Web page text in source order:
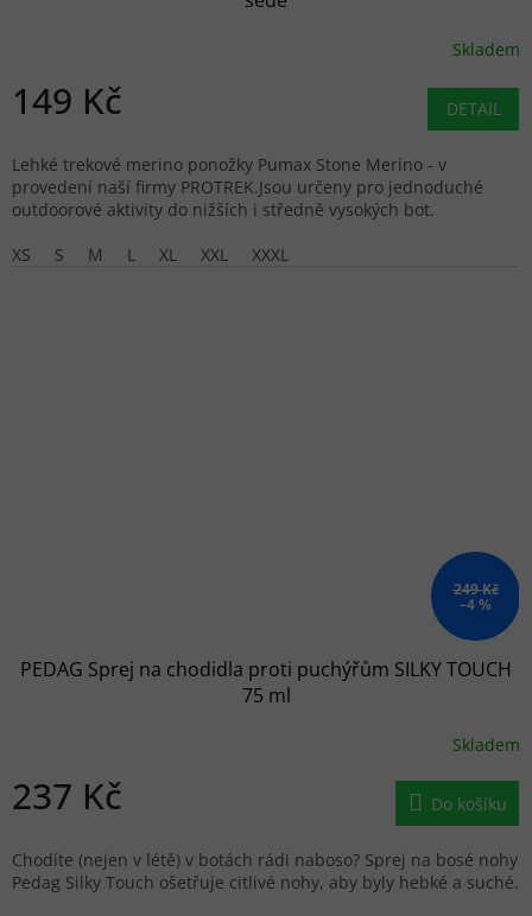
Skladem
149 Kč DETAIL
Lehké trekové merino ponožky Pumax Stone Merino - v
provedení naší firmy PROTREK.Jsou určeny pro jednoduché
outdoorové aktivity do nižších i středně vysokých bot.
XS
S M L XL XXL XXXL
249 Kč
–4 %
PEDAG Sprej na chodidla proti puchýřům SILKY TOUCH
75 ml
Skladem
237 Kč Do košíku
Chodíte (nejen v létě) v botách rádi naboso? Sprej na bosé nohy
Pedag Silky Touch ošetřuje citlivé nohy, aby byly hebké a suché.